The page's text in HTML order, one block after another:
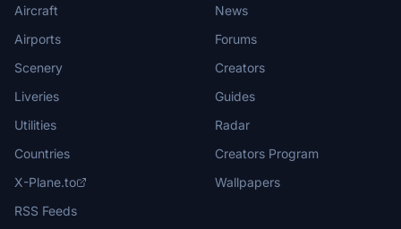
Aircraft
Airports
Scenery
Liveries
Utilities
Countries
X-Plane.to
RSS Feeds
News
Forums
Creators
Guides
Radar
Creators Program
Wallpapers